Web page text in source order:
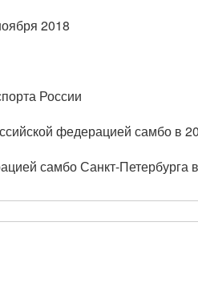
2018
России
федерацией самбо в
самбо Санкт-Петербурга